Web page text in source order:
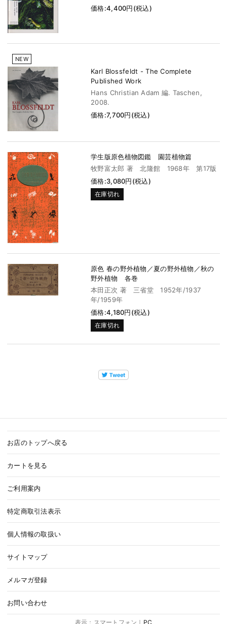
価格:4,400円(税込)
NEW
Karl Blossfeldt - The Complete
Published Work
Hans Christian Adam 編. Taschen,
2008.
価格:7,700円(税込)
学生版原色植物図鑑 園芸植物篇
牧野富太郎 著 北隆館 1968年 第17版
価格:3,080円(税込)
在庫切れ
原色 春の野外植物／夏の野外植物／秋の
野外植物 各巻
本田正次 著 三省堂 1952年/1937
年/1959年
価格:4,180円(税込)
在庫切れ
お店のトップへ戻る
カートを見る
ご利用案内
特定商取引法表示
個人情報の取扱い
サイトマップ
メルマガ登録
お問い合わせ
表示：スマートフォン｜ PC